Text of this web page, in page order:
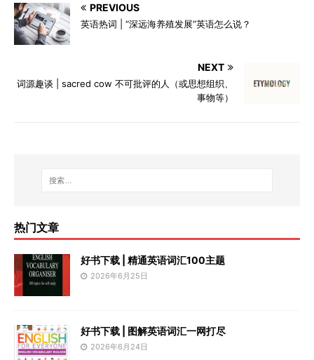
PREVIOUS
英语热词 | “深远海养殖发展”英语怎么说？
NEXT
词源趣谈 | sacred cow 不可批评的人（或思想组织、
事物等）
热门文章
好书下载 | 精通英语词汇100主题
2026年6月25日
好书下载 | 图解英语词汇一网打尽
2026年6月24日